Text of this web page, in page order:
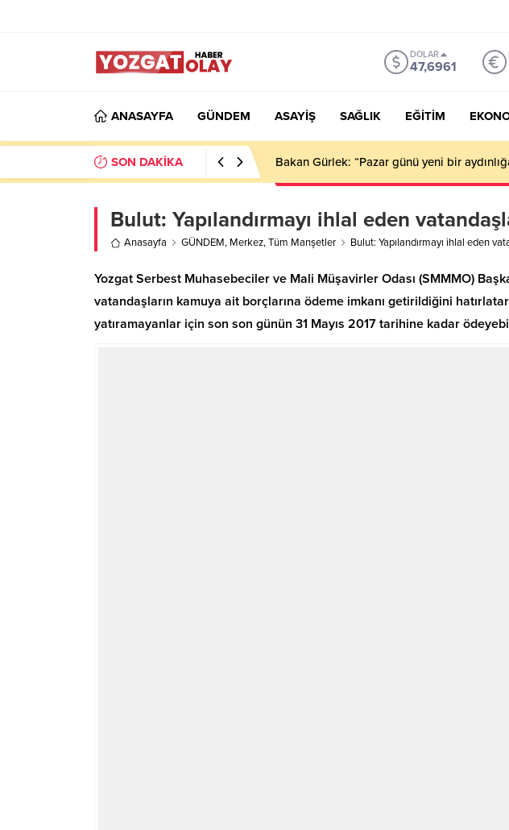
DOLAR
47,6961
ANASAYFA GÜNDEM ASAYİŞ SAĞLIK EĞİTİM
SON DAKİKA Bakan Gürlek: “Pazar günü yeni bir
Bulut: Yapılandırmayı ihlal eden
Anasayfa GÜNDEM, Merkez,Tüm Manşetler Bulut: Yapılandırmayı ihlal eden
Yozgat Serbest Muhasebeciler ve Mali Müşavirler Odası (SMMMO)
vatandaşların kamuya ait borçlarına ödeme imkanı getirildiğini
yatıramayanlar için son son günün 31 Mayıs 2017 tarihine kadar